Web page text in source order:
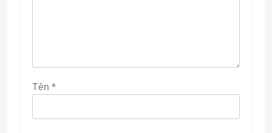
Tên *